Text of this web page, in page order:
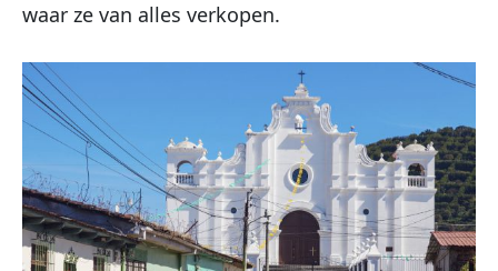
waar ze van alles verkopen.